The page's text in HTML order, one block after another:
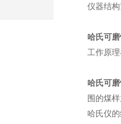
仪器结
哈氏可
工作原
哈氏可
围的煤
哈氏仪